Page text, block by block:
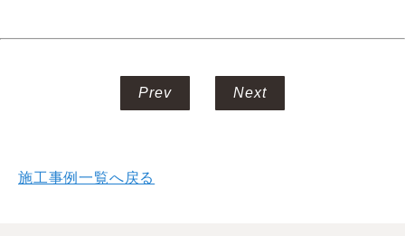
Prev Next
施工事例一覧へ戻る